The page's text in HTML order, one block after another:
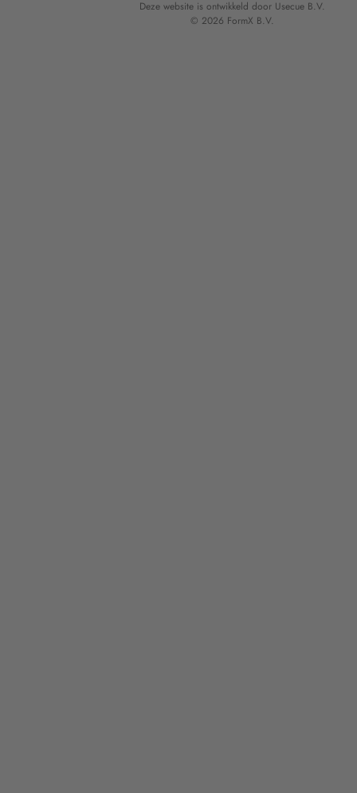
Deze website is ontwikkeld door Usecue B.V.
© 2026 FormX B.V.